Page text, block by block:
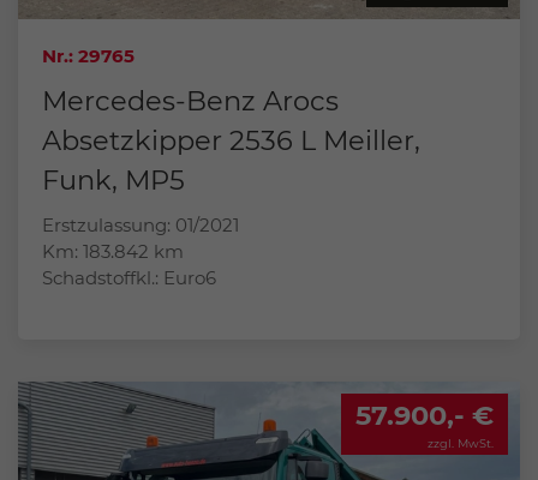
Nr.: 29765
Mercedes-Benz Arocs
Absetzkipper 2536 L Meiller,
Funk, MP5
Erstzulassung: 01/2021
Km: 183.842 km
Schadstoffkl.: Euro6
57.900,- €
zzgl. MwSt.